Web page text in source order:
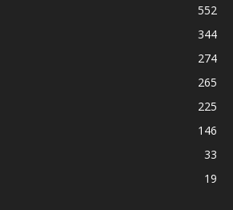
552
344
274
265
225
146
33
19